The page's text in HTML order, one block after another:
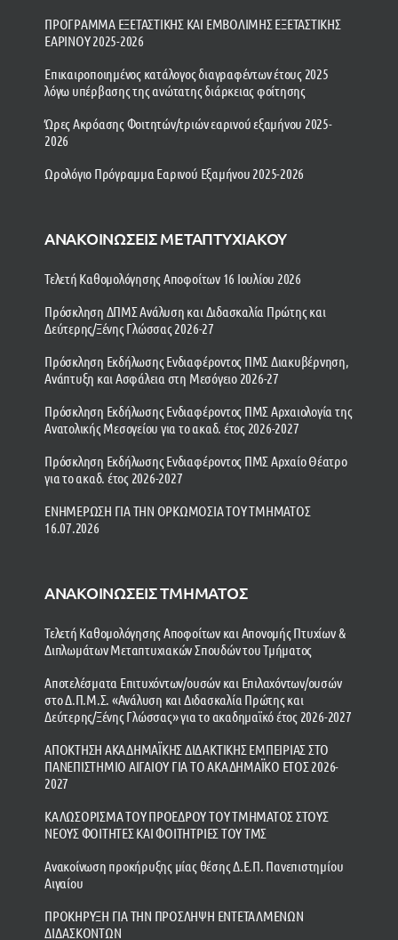
ΠΡΟΓΡΑΜΜΑ ΕΞΕΤΑΣΤΙΚΗΣ ΚΑΙ ΕΜΒΟΛΙΜΗΣ ΕΞΕΤΑΣΤΙΚΗΣ
ΕΑΡΙΝΟΥ 2025-2026
Επικαιροποιημένος κατάλογος διαγραφέντων έτους 2025
λόγω υπέρβασης της ανώτατης διάρκειας φοίτησης
Ώρες Ακρόασης Φοιτητών/τριών εαρινού εξαμήνου 2025-
2026
Ωρολόγιο Πρόγραμμα Εαρινού Εξαμήνου 2025-2026
ΑΝΑΚΟΙΝΩΣΕΙΣ ΜΕΤΑΠΤΥΧΙΑΚΟΥ
Τελετή Καθομολόγησης Αποφοίτων 16 Ιουλίου 2026
Πρόσκληση ΔΠΜΣ Ανάλυση και Διδασκαλία Πρώτης και
Δεύτερης/Ξένης Γλώσσας 2026-27
Πρόσκληση Εκδήλωσης Ενδιαφέροντος ΠΜΣ Διακυβέρνηση,
Ανάπτυξη και Ασφάλεια στη Μεσόγειο 2026-27
Πρόσκληση Εκδήλωσης Ενδιαφέροντος ΠΜΣ Αρχαιολογία της
Ανατολικής Μεσογείου για το ακαδ. έτος 2026-2027
Πρόσκληση Εκδήλωσης Ενδιαφέροντος ΠΜΣ Αρχαίο Θέατρο
για το ακαδ. έτος 2026-2027
ΕΝΗΜΕΡΩΣΗ ΓΙΑ ΤΗΝ ΟΡΚΩΜΟΣΙΑ ΤΟΥ ΤΜΗΜΑΤΟΣ
16.07.2026
ΑΝΑΚΟΙΝΩΣΕΙΣ ΤΜΗΜΑΤΟΣ
Τελετή Καθομολόγησης Αποφοίτων και Απονομής Πτυχίων &
Διπλωμάτων Μεταπτυχιακών Σπουδών του Τμήματος
Αποτελέσματα Επιτυχόντων/ουσών και Επιλαχόντων/ουσών
στο Δ.Π.Μ.Σ. «Ανάλυση και Διδασκαλία Πρώτης και
Δεύτερης/Ξένης Γλώσσας» για το ακαδημαϊκό έτος 2026-2027
ΑΠΟΚΤΗΣΗ ΑΚΑΔΗΜΑΪΚΗΣ ΔΙΔΑΚΤΙΚΗΣ ΕΜΠΕΙΡΙΑΣ ΣΤΟ
ΠΑΝΕΠΙΣΤΗΜΙΟ ΑΙΓΑΙΟΥ ΓΙΑ ΤΟ ΑΚΑΔΗΜΑΪΚΟ ΕΤΟΣ 2026-
2027
ΚΑΛΩΣΟΡΙΣΜΑ ΤΟΥ ΠΡΟΕΔΡΟΥ ΤΟΥ ΤΜΗΜΑΤΟΣ ΣΤΟΥΣ
ΝΕΟΥΣ ΦΟΙΤΗΤΕΣ ΚΑΙ ΦΟΙΤΗΤΡΙΕΣ ΤΟΥ ΤΜΣ
Ανακοίνωση προκήρυξης μίας θέσης Δ.Ε.Π. Πανεπιστημίου
Αιγαίου
ΠΡΟΚΗΡΥΞΗ ΓΙΑ ΤΗΝ ΠΡΟΣΛΗΨΗ ΕΝΤΕΤΑΛΜΕΝΩΝ
ΔΙΔΑΣΚΟΝΤΩΝ